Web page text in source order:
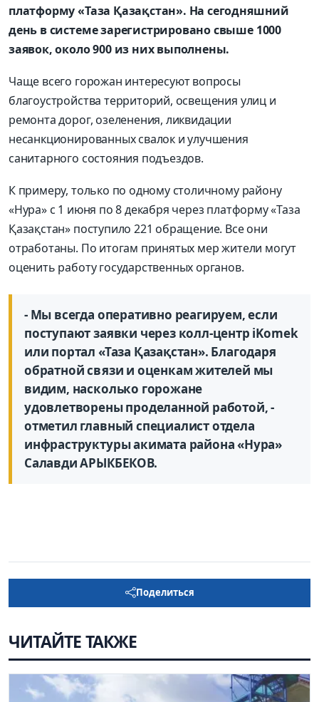
платформу «Таза Қазақстан». На сегодняшний
день в системе зарегистрировано свыше 1000
заявок, около 900 из них выполнены.
Чаще всего горожан интересуют вопросы
благоустройства территорий, освещения улиц и
ремонта дорог, озеленения, ликвидации
несанкционированных свалок и улучшения
санитарного состояния подъездов.
К примеру, только по одному столичному району
«Нура» с 1 июня по 8 декабря через платформу «Таза
Қазақстан» поступило 221 обращение. Все они
отработаны. По итогам принятых мер жители могут
оценить работу государственных органов.
- Мы всегда оперативно реагируем, если
поступают заявки через колл-центр iKomek
или портал «Таза Қазақстан». Благодаря
обратной связи и оценкам жителей мы
видим, насколько горожане
удовлетворены проделанной работой, -
отметил главный специалист отдела
инфраструктуры акимата района «Нура»
Салавди АРЫКБЕКОВ.
Поделиться
ЧИТАЙТЕ ТАКЖЕ